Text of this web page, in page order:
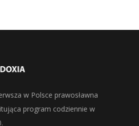
w Polsce prawosławna
program codziennie w